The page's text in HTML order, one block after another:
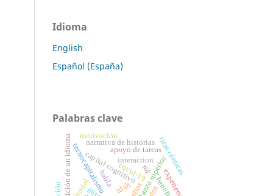
Idioma
English
Español (España)
Palabras clave
capital cognitivo
covid-19
enseñanza superior
tecnocapitalismo tiras cómicas
adquisición de un idioma apoyo de tareas
narrativa de historias
interaction
motivación
habla experiencia
rol
tdah